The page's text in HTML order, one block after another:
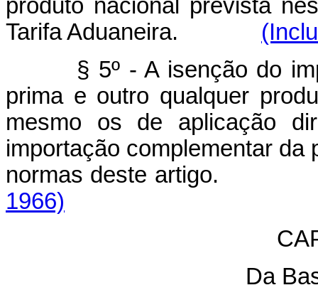
produto nacional prevista
Tarifa Aduaneira.
§ 5º - A isenção do
prima e outro qualquer
mesmo os de aplicação
importação complementar
normas deste
1966)
Da